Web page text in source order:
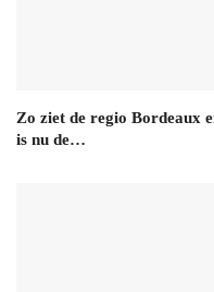
Zo ziet de regio Bordeaux
is nu de…